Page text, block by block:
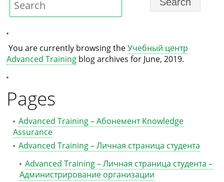
You are currently browsing theУчебный центр
Advanced Training blog archives for June, 2019.
Pages
Advanced Training – Абонемент Knowledge
Assurance
Advanced Training – Личная страница студента
Advanced Training – Личная страница студента –
Администрирование организации